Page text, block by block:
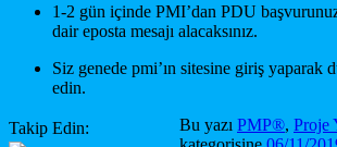
1-2 gün içinde PMI’dan PDU
dair eposta mesajı alacaksınız.
Siz genede pmi’ın sitesine giriş yaparak
edin.
Takip Edin: Bu yazı PMP®, Proje